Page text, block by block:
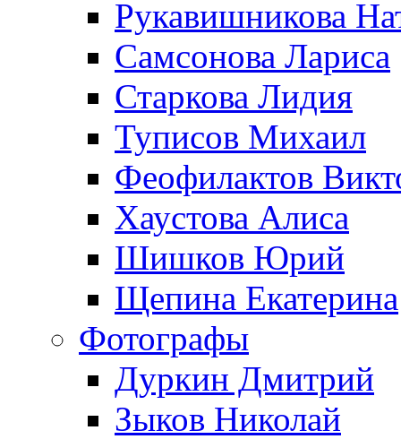
Рукавишникова
Самсонова Лариса
Старкова Лидия
Туписов Михаил
Феофилактов
Хаустова Алиса
Шишков Юрий
Щепина Екатерина
Фотографы
Дуркин Дмитрий
Зыков Николай